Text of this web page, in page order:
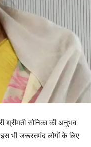
श्रीमती सोनिका की अनुभव
इस भी जरूरतमंद लोगों के लिए